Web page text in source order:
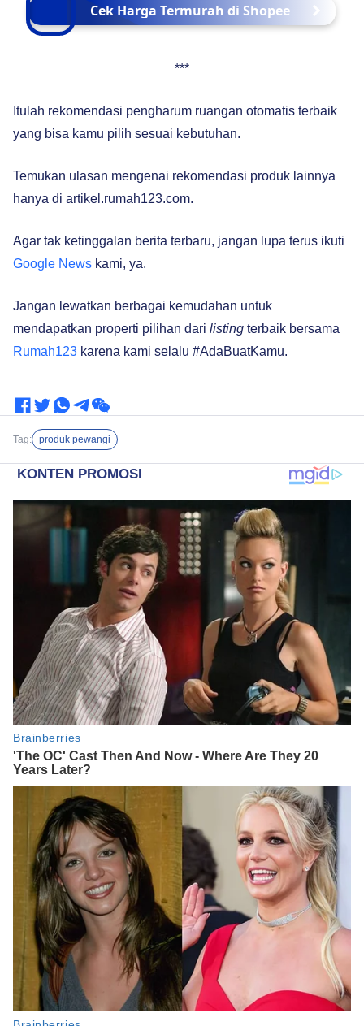
Cek Harga Termurah di Shopee
***
Itulah rekomendasi pengharum ruangan otomatis terbaik
yang bisa kamu pilih sesuai kebutuhan.
Temukan ulasan mengenai rekomendasi produk lainnya
hanya di artikel.rumah123.com.
Agar tak ketinggalan berita terbaru, jangan lupa terus ikuti
Google News kami, ya.
Jangan lewatkan berbagai kemudahan untuk
mendapatkan properti pilihan dari listing terbaik bersama
Rumah123 karena kami selalu #AdaBuatKamu.
Tag: produk pewangi